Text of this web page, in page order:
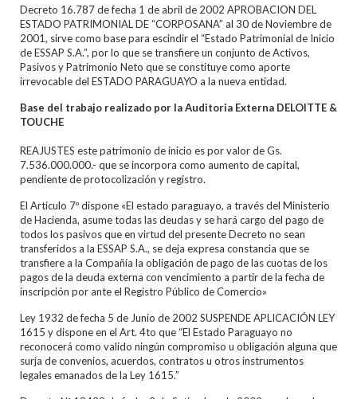
Decreto 16.787 de fecha 1 de abril de 2002 APROBACION DEL
ESTADO PATRIMONIAL DE “CORPOSANA” al 30 de Noviembre de
2001, sirve como base para escindir el “Estado Patrimonial de Inicio
de ESSAP S.A.”, por lo que se transfiere un conjunto de Activos,
Pasivos y Patrimonio Neto que se constituye como aporte
irrevocable del ESTADO PARAGUAYO a la nueva entidad.
Base del trabajo realizado por la Auditoria Externa DELOITTE &
TOUCHE
REAJUSTES este patrimonio de inicio es por valor de Gs.
7.536.000.000.- que se incorpora como aumento de capital,
pendiente de protocolización y registro.
El Articulo 7º dispone «El estado paraguayo, a través del Ministerio
de Hacienda, asume todas las deudas y se hará cargo del pago de
todos los pasivos que en virtud del presente Decreto no sean
transferidos a la ESSAP S.A., se deja expresa constancia que se
transfiere a la Compañía la obligación de pago de las cuotas de los
pagos de la deuda externa con vencimiento a partir de la fecha de
inscripción por ante el Registro Público de Comercio»
Ley 1932 de fecha 5 de Junio de 2002 SUSPENDE APLICACIÓN LEY
1615 y dispone en el Art. 4to que “El Estado Paraguayo no
reconocerá como valido ningún compromiso u obligación alguna que
surja de convenios, acuerdos, contratos u otros instrumentos
legales emanados de la Ley 1615.”